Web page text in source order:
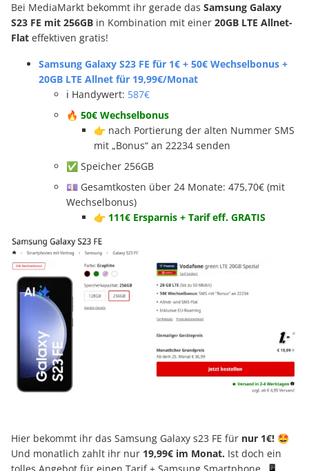
Bei MediaMarkt bekommt ihr gerade das Samsung Galaxy
S23 FE mit 256GB in Kombination mit einer 20GB LTE Allnet-
Flat effektiven gratis!
Samsung Galaxy S23 FE für 1€ + 50€ Wechselbonus +
20GB LTE Allnet für 19,99€/Monat
ℹ️ Handywert: 587€
🔥 50€ Wechselbonus
👉 nach Portierung der alten Nummer SMS
mit „Bonus“ an 22234 senden
✅ Speicher 256GB
💷 Gesamtkosten über 24 Monate: 475,70€ (mit
Wechselbonus)
👉 111€ Ersparnis + Tarif eff. GRATIS
Hier bekommt ihr das Samsung Galaxy s23 FE für nur 1€! 🤩
Und monatlich zahlt ihr nur 19,99€ im Monat. Ist doch ein